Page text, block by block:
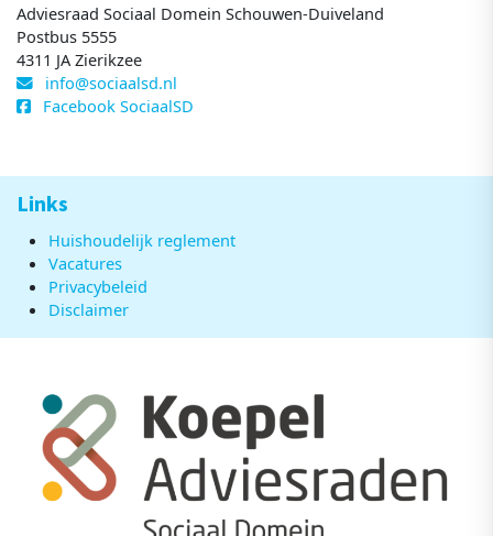
Adviesraad Sociaal Domein Schouwen-Duiveland
Postbus 5555
4311 JA Zierikzee
info@sociaalsd.nl
Facebook SociaalSD
Links
Huishoudelijk reglement
Vacatures
Privacybeleid
Disclaimer